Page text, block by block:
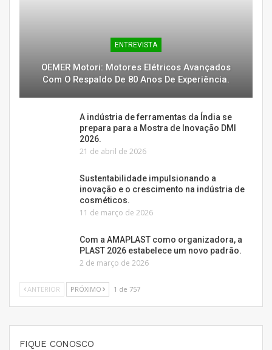
ENTREVISTA
OEMER Motori: Motores Elétricos Avançados
Com O Respaldo De 80 Anos De Experiência.
A indústria de ferramentas da Índia se
prepara para a Mostra de Inovação DMI
2026.
21 de abril de 2026
Sustentabilidade impulsionando a
inovação e o crescimento na indústria de
cosméticos.
11 de março de 2026
Com a AMAPLAST como organizadora, a
PLAST 2026 estabelece um novo padrão.
2 de março de 2026
ANTERIOR PRÓXIMO 1 de 757
FIQUE CONOSCO